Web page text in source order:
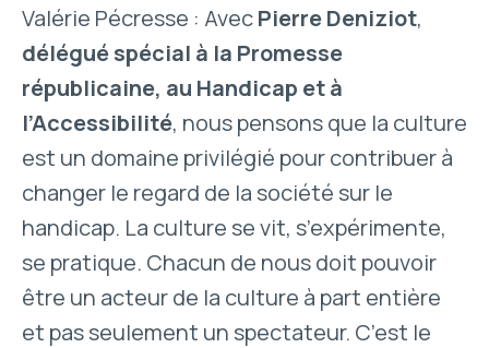
Valérie Pécresse : AvecPierre Deniziot,
délégué spécial à la Promesse
républicaine, au Handicap et à
l’Accessibilité, nous pensons que la culture
est un domaine privilégié pour contribuer à
changer le regard de la société sur le
handicap. La culture se vit, s’expérimente,
se pratique. Chacun de nous doit pouvoir
être un acteur de la culture à part entière
et pas seulement un spectateur. C’est le